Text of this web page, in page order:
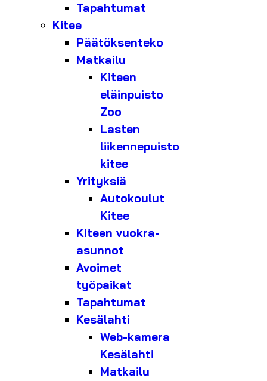
Tapahtumat
Kitee
Päätöksenteko
Matkailu
Kiteen
eläinpuisto
Zoo
Lasten
liikennepuisto
kitee
Yrityksiä
Autokoulut
Kitee
Kiteen vuokra-
asunnot
Avoimet
työpaikat
Tapahtumat
Kesälahti
Web-kamera
Kesälahti
Matkailu